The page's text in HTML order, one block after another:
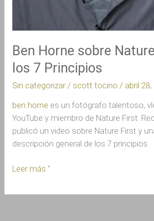
Ben Horne sobre
los 7 Principios
Sin categorizar / scott tocino/ abril 28,
ben horne es un fotógrafo talentoso,
YouTube y miembro de Nature First.
publicó un video sobre Nature First y
descripción general de los 7 principios.
Leer más "